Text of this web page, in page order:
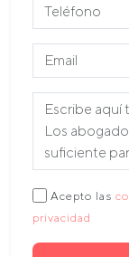
Acepto las
privacidad